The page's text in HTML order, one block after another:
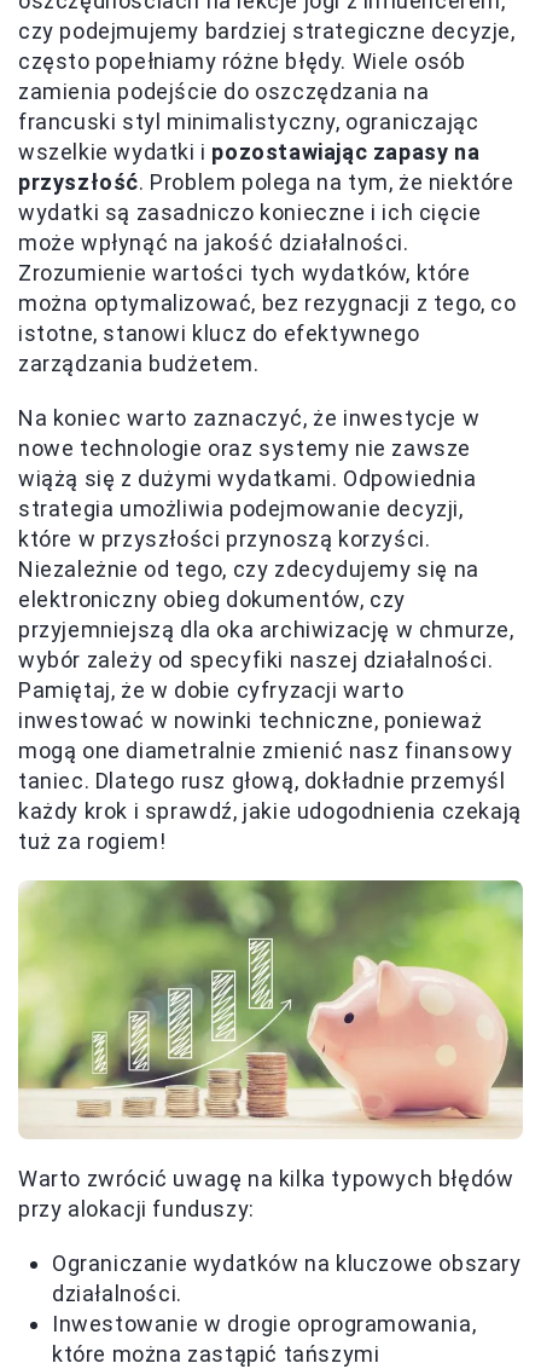
czy podejmujemy bardziej strategiczne decyzje,
często popełniamy różne błędy. Wiele osób
zamienia podejście do oszczędzania na
francuski styl minimalistyczny, ograniczając
wszelkie wydatki i pozostawiając zapasy na
przyszłość. Problem polega na tym, że niektóre
wydatki są zasadniczo konieczne i ich cięcie
może wpłynąć na jakość działalności.
Zrozumienie wartości tych wydatków, które
można optymalizować, bez rezygnacji z tego, co
istotne, stanowi klucz do efektywnego
zarządzania budżetem.
Na koniec warto zaznaczyć, że inwestycje w
nowe technologie oraz systemy nie zawsze
wiążą się z dużymi wydatkami. Odpowiednia
strategia umożliwia podejmowanie decyzji,
które w przyszłości przynoszą korzyści.
Niezależnie od tego, czy zdecydujemy się na
elektroniczny obieg dokumentów, czy
przyjemniejszą dla oka archiwizację w chmurze,
wybór zależy od specyfiki naszej działalności.
Pamiętaj, że w dobie cyfryzacji warto
inwestować w nowinki techniczne, ponieważ
mogą one diametralnie zmienić nasz finansowy
taniec. Dlatego rusz głową, dokładnie przemyśl
każdy krok i sprawdź, jakie udogodnienia czekają
tuż za rogiem!
Warto zwrócić uwagę na kilka typowych błędów
przy alokacji funduszy:
Ograniczanie wydatków na kluczowe obszary
działalności.
Inwestowanie w drogie oprogramowania,
które można zastąpić tańszymi